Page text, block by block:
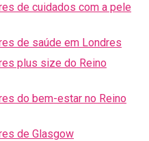
de cuidados com a pele
de saúde em Londres
plus size do Reino
do bem-estar no Reino
de Glasgow